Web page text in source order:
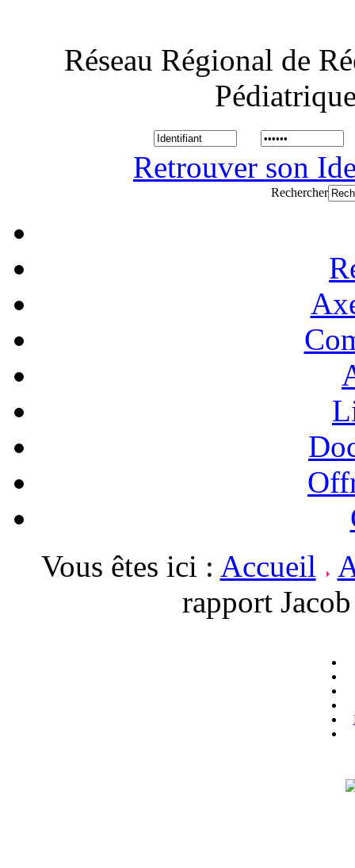
Réseau Régional de
Retrouver son
Rechercher
Vous êtes ici : Accueil
rapport